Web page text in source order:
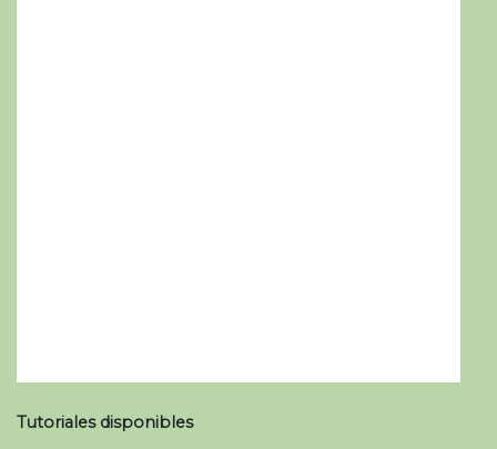
Tutoriales disponibles